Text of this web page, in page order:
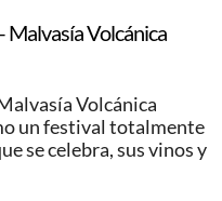
Malvasía Volcánica
Volcánica
un festival totalmente
se celebra, sus vinos y